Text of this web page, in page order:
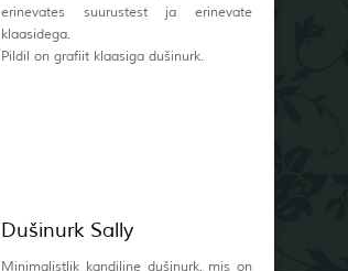
erinevates suurustest ja erinevate
klaasidega.
Pildil on grafiit klaasiga dušinurk.
Dušinurk Sally
Minimalistlik kandiline dušinurk, mis on